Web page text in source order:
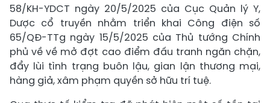
58/KH-YDCT ngày 20/5/2025 của Cục Quản lý Y,
Dược cổ truyền nhằm triển khai Công điện số
65/QĐ-TTg ngày 15/5/2025 của Thủ tướng Chính
phủ về về mở đợt cao điểm đấu tranh ngăn chặn,
đẩy lùi tình trạng buôn lậu, gian lận thương mại,
hàng giả, xâm phạm quyền sở hữu trí tuệ.